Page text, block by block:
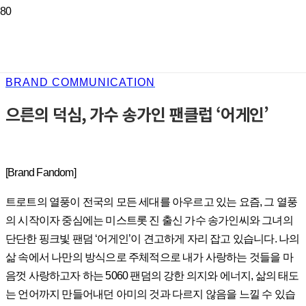
BRAND COMMUNICATION
으른의 덕심, 가수 송가인 팬클럽 ‘어게인’
[Brand Fandom]
트로트의 열풍이 전국의 모든 세대를 아우르고 있는 요즘, 그 열풍
의 시작이자 중심에는 미스트롯 진 출신 가수 송가인씨와 그녀의
단단한 핑크빛 팬덤 ‘어게인’이 견고하게 자리 잡고 있습니다. 나의
삶 속에서 나만의 방식으로 주체적으로 내가 사랑하는 것들을 마
음껏 사랑하고자 하는 5060 팬덤의 강한 의지와 에너지, 삶의 태도
는 언어까지 만들어내던 아미의 것과 다르지 않음을 느낄 수 있습